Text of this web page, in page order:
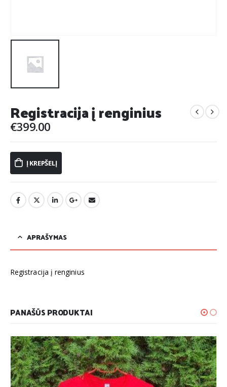
Registracija į renginius
€399.00
Į KREPŠELĮ
APRAŠYMAS
Registracija į renginius
PANAŠŪS PRODUKTAI